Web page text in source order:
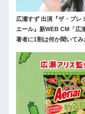
広瀬すず 出演『ザ・プレ
エール』新WEB CM「広
著者に1割は何か聞いて